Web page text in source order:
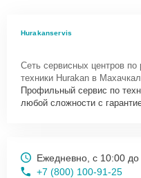
Hurakanservis
Сеть сервисных центров по
техники Hurakan в
Профильный сервис по
любой сложности с
Ежедневно, с 10:00
+7 (800) 100-91-25